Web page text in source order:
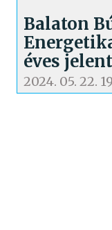
Balaton
éves
2024. 05. 22.